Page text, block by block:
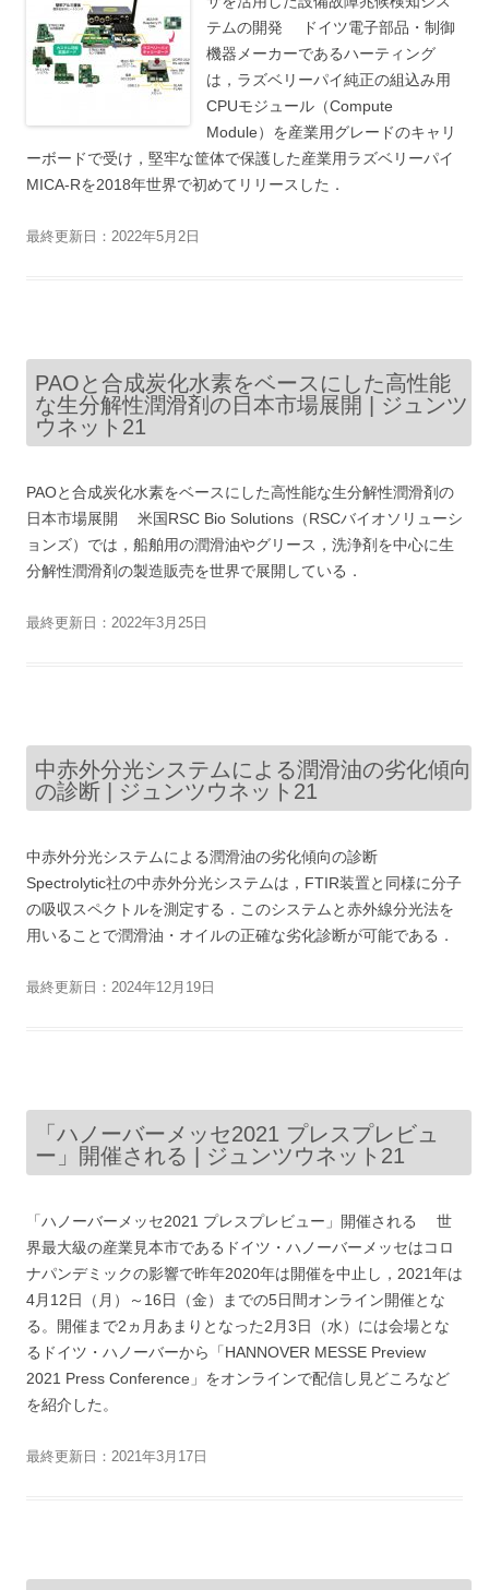
テムの開発 ドイツ電子部品・制御
機器メーカーであるハーティング
は，ラズベリーパイ純正の組込み用
CPUモジュール（Compute
Module）を産業用グレードのキャリ
ーボードで受け，堅牢な筐体で保護した産業用ラズベリーパイ
MICA-Rを2018年世界で初めてリリースした．
最終更新日：2022年5月2日
PAOと合成炭化水素をベースにした高性能
な生分解性潤滑剤の日本市場展開 | ジュンツ
ウネット21
PAOと合成炭化水素をベースにした高性能な生分解性潤滑剤の
日本市場展開 米国RSC Bio Solutions（RSCバイオソリューシ
ョンズ）では，船舶用の潤滑油やグリース，洗浄剤を中心に生
分解性潤滑剤の製造販売を世界で展開している．
最終更新日：2022年3月25日
中赤外分光システムによる潤滑油の劣化傾向
の診断 | ジュンツウネット21
中赤外分光システムによる潤滑油の劣化傾向の診断
Spectrolytic社の中赤外分光システムは，FTIR装置と同様に分子
の吸収スペクトルを測定する．このシステムと赤外線分光法を
用いることで潤滑油・オイルの正確な劣化診断が可能である．
最終更新日：2024年12月19日
「ハノーバーメッセ2021 プレスプレビュ
ー」開催される | ジュンツウネット21
「ハノーバーメッセ2021 プレスプレビュー」開催される 世
界最大級の産業見本市であるドイツ・ハノーバーメッセはコロ
ナパンデミックの影響で昨年2020年は開催を中止し，2021年は
4月12日（月）～16日（金）までの5日間オンライン開催とな
る。開催まで2ヵ月あまりとなった2月3日（水）には会場とな
るドイツ・ハノーバーから「HANNOVER MESSE Preview
2021 Press Conference」をオンラインで配信し見どころなど
を紹介した。
最終更新日：2021年3月17日